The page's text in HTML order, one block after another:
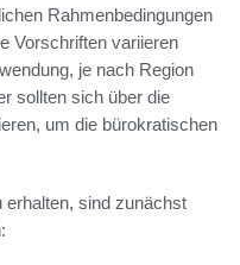
Rahmenbedingungen
Vorschriften variieren
je nach Region
sollten sich über die
um die bürokratischen
erhalten, sind zunächst